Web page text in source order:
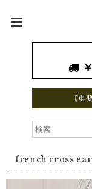
【重
french cross